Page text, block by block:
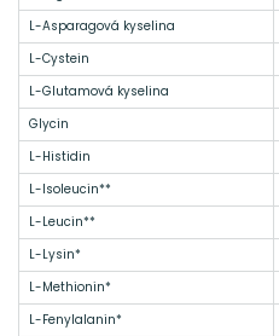
L-Asparagová kyselina
L-Cystein
L-Glutamová kyselina
Glycin
L-Histidin
L-Isoleucin**
L-Leucin**
L-Lysin*
L-Methionin*
L-Fenylalanin*